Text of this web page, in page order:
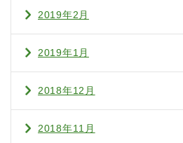
2019年2月
2019年1月
2018年12月
2018年11月